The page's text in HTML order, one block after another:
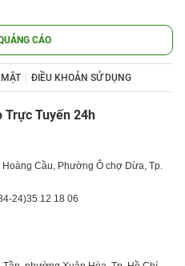
CÁO
ĐIỀU KHOẢN SỬ DỤNG
Trực Tuyến 24h
Cầu, Phường Ô chợ Dừa, Tp.
24)35 12 18 06